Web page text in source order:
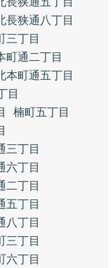
長狭通八丁目
三丁目
町通二丁目
本町通五丁目
目
楠町五丁目
三丁目
六丁目
二丁目
五丁目
八丁目
三丁目
六丁目